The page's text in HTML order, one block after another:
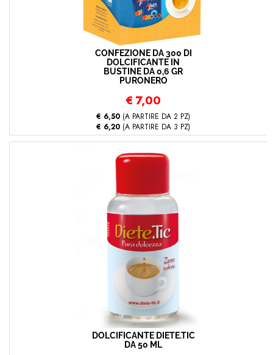
CONFEZIONE DA 300 DI
DOLCIFICANTE IN
BUSTINE DA 0,6 GR
PURONERO
€ 7,00
€ 6,50 (A PARTIRE DA 2 PZ)
€ 6,20 (A PARTIRE DA 3 PZ)
DOLCIFICANTE DIETE.TIC
DA 50 ML